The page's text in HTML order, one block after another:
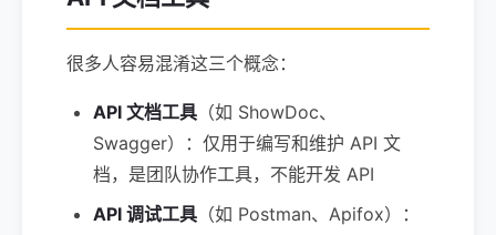
很多人容易混淆这三个概念：
API 文档工具 （如 ShowDoc、
Swagger）：仅用于编写和维护 API 文
档，是团队协作工具，不能开发 API
API 调试工具 （如 Postman、Apifox）：